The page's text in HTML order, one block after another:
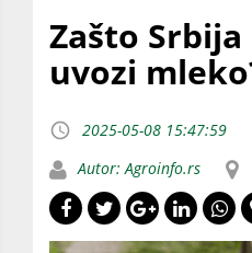
Zašto
uvozi
2025-05-08 15:47:59
Autor: Agroinfo.rs